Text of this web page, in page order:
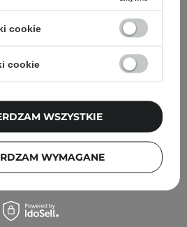
Bio Lifting Essence - Liftingująca
zł
cookie
cookie
WYMAGANE
WSZYSTKIE